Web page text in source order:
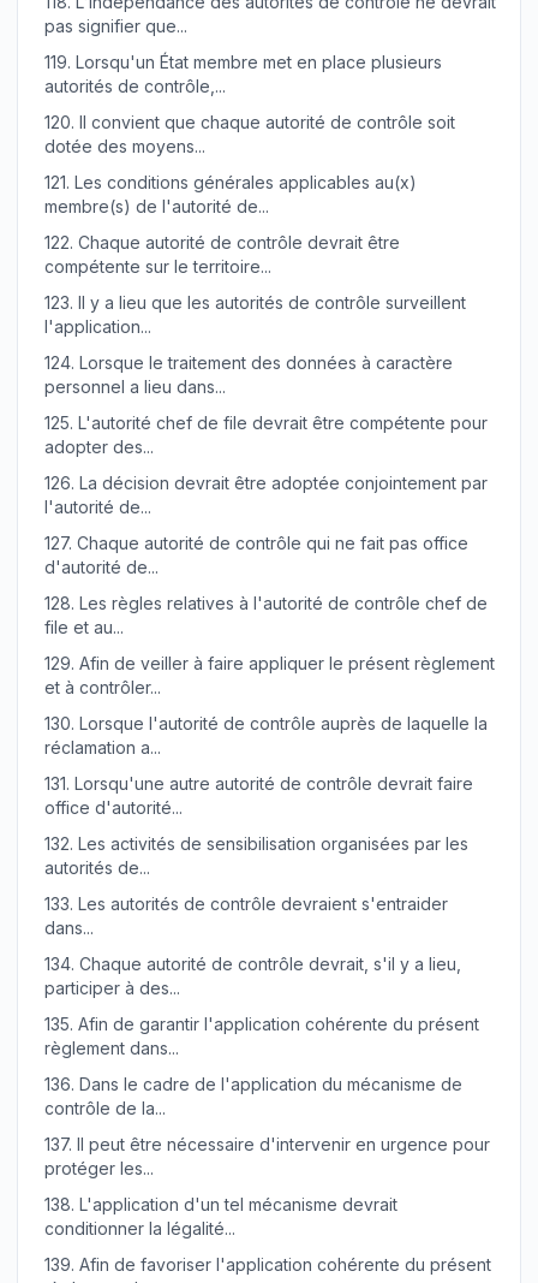
pas signifier que...
119. Lorsqu'un État membre met en place plusieurs
autorités de contrôle,...
120. Il convient que chaque autorité de contrôle soit
dotée des moyens...
121. Les conditions générales applicables au(x)
membre(s) de l'autorité de...
122. Chaque autorité de contrôle devrait être
compétente sur le territoire...
123. Il y a lieu que les autorités de contrôle surveillent
l'application...
124. Lorsque le traitement des données à caractère
personnel a lieu dans...
125. L'autorité chef de file devrait être compétente pour
adopter des...
126. La décision devrait être adoptée conjointement par
l'autorité de...
127. Chaque autorité de contrôle qui ne fait pas office
d'autorité de...
128. Les règles relatives à l'autorité de contrôle chef de
file et au...
129. Afin de veiller à faire appliquer le présent règlement
et à contrôler...
130. Lorsque l'autorité de contrôle auprès de laquelle la
réclamation a...
131. Lorsqu'une autre autorité de contrôle devrait faire
office d'autorité...
132. Les activités de sensibilisation organisées par les
autorités de...
133. Les autorités de contrôle devraient s'entraider
dans...
134. Chaque autorité de contrôle devrait, s'il y a lieu,
participer à des...
135. Afin de garantir l'application cohérente du présent
règlement dans...
136. Dans le cadre de l'application du mécanisme de
contrôle de la...
137. Il peut être nécessaire d'intervenir en urgence pour
protéger les...
138. L'application d'un tel mécanisme devrait
conditionner la légalité...
139. Afin de favoriser l'application cohérente du présent